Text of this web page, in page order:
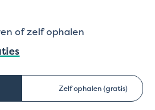
of zelf ophalen
Zelf ophalen (gratis)